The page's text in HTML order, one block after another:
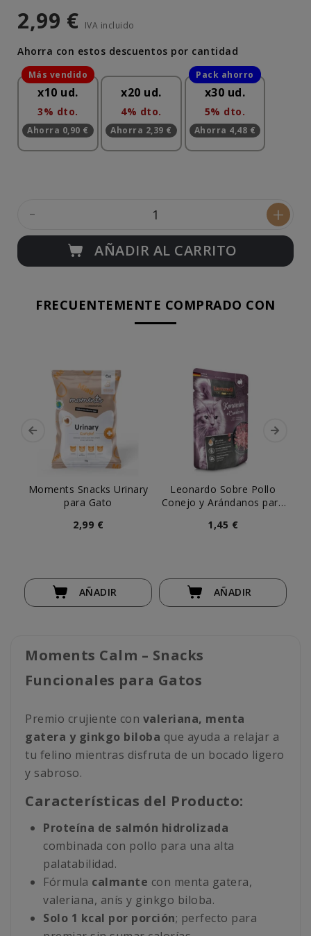
2,99 € IVA incluido
Ahorra con estos descuentos por cantidad
x10 ud.
3% dto.
Ahorra 0,90 €
x20 ud.
4% dto.
Ahorra 2,39 €
x30 ud.
5% dto.
Ahorra 4,48 €
- +
AÑADIR AL CARRITO
FRECUENTEMENTE COMPRADO CON
Moments Snacks Urinary
para Gato
2,99 €
AÑADIR
Leonardo Sobre Pollo
Conejo y Arándanos para
1,45 €
AÑADIR
Moments Calm – Snacks
Funcionales para Gatos
Premio crujiente con valeriana, menta
gatera y ginkgo biloba que ayuda a relajar a
tu felino mientras disfruta de un bocado ligero
y sabroso.
Características del Producto:
Proteína de salmón hidrolizada
combinada con pollo para una alta
palatabilidad.
Fórmula calmante con menta gatera,
valeriana, anís y ginkgo biloba.
Solo 1 kcal por porción; perfecto para